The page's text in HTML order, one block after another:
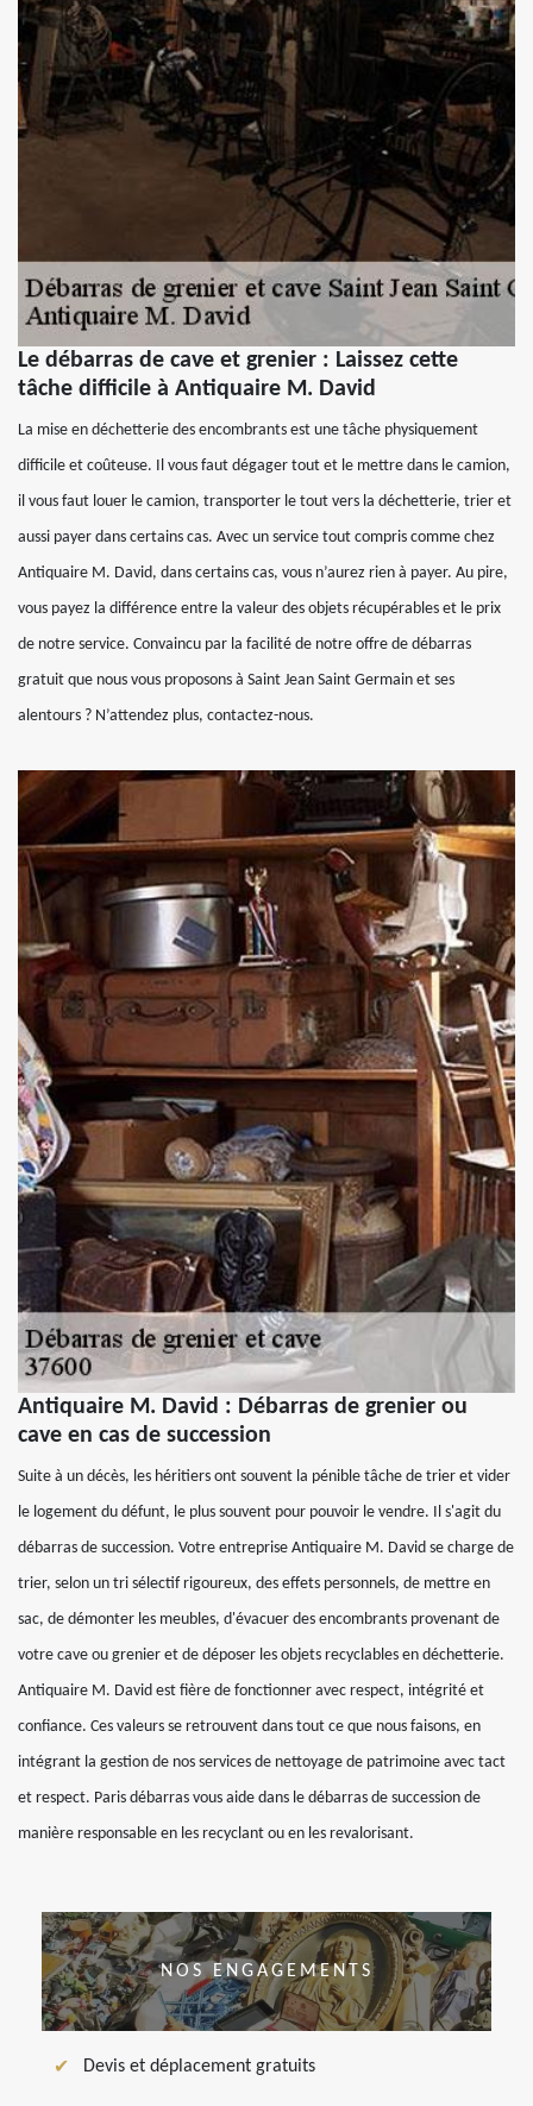
Le débarras de cave et grenier : Laissez cette
tâche difficile à Antiquaire M. David
La mise en déchetterie des encombrants est une tâche physiquement
difficile et coûteuse. Il vous faut dégager tout et le mettre dans le camion,
il vous faut louer le camion, transporter le tout vers la déchetterie, trier et
aussi payer dans certains cas. Avec un service tout compris comme chez
Antiquaire M. David, dans certains cas, vous n’aurez rien à payer. Au pire,
vous payez la différence entre la valeur des objets récupérables et le prix
de notre service. Convaincu par la facilité de notre offre de débarras
gratuit que nous vous proposons à Saint Jean Saint Germain et ses
alentours ? N’attendez plus, contactez-nous.
Antiquaire M. David : Débarras de grenier ou
cave en cas de succession
Suite à un décès, les héritiers ont souvent la pénible tâche de trier et vider
le logement du défunt, le plus souvent pour pouvoir le vendre. Il s'agit du
débarras de succession. Votre entreprise Antiquaire M. David se charge de
trier, selon un tri sélectif rigoureux, des effets personnels, de mettre en
sac, de démonter les meubles, d'évacuer des encombrants provenant de
votre cave ou grenier et de déposer les objets recyclables en déchetterie.
Antiquaire M. David est fière de fonctionner avec respect, intégrité et
confiance. Ces valeurs se retrouvent dans tout ce que nous faisons, en
intégrant la gestion de nos services de nettoyage de patrimoine avec tact
et respect. Paris débarras vous aide dans le débarras de succession de
manière responsable en les recyclant ou en les revalorisant.
NOS ENGAGEMENTS
Devis et déplacement gratuits